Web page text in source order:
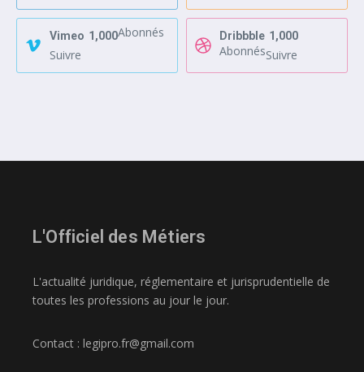
Vimeo 1,000Abonnés
Suivre
Dribbble 1,000
AbonnésSuivre
L'Officiel des Métiers
L'actualité juridique, réglementaire et jurisprudentielle de
toutes les professions au jour le jour.
Contact : legipro.fr@gmail.com